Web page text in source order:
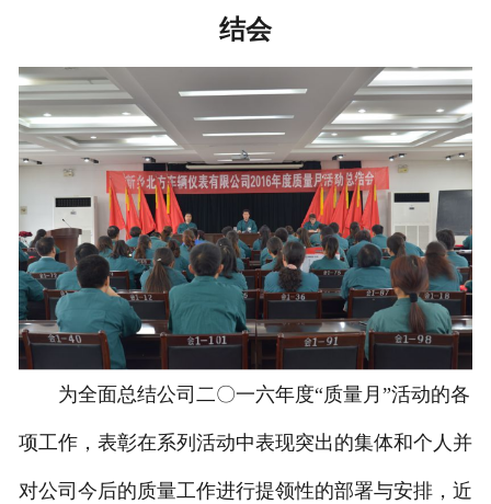
结会
为全面总结公司二〇一六年度“质量月”活动的各
项工作，表彰在系列活动中表现突出的集体和个人并
对公司今后的质量工作进行提领性的部署与安排，近